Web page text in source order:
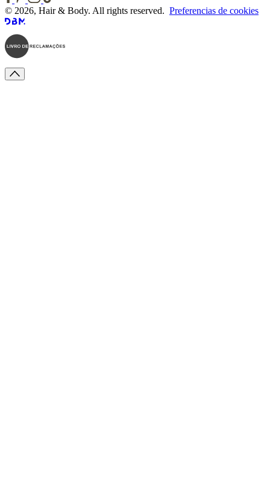
© 2026, Hair & Body. All rights reserved. Preferencias de cookies